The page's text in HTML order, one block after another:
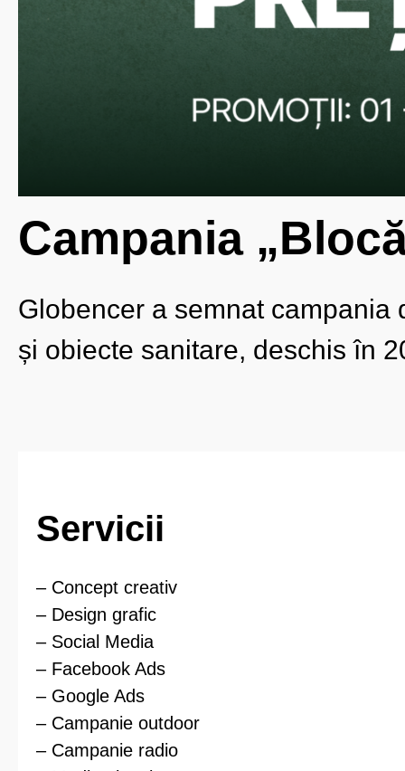
Campania
Globencer a semnat campania
și obiecte sanitare, deschis în
Servicii
– Concept creativ
– Design grafic
– Social Media
– Facebook Ads
– Google Ads
– Campanie outdoor
– Campanie radio